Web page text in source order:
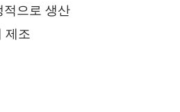
적으로 생산
제조